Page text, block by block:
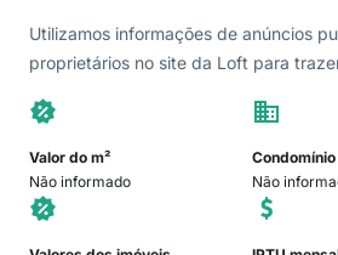
Utilizamos informações de anúncios
proprietários no site da Loft para
Valor do m²
Não informado
Condomínio
Não